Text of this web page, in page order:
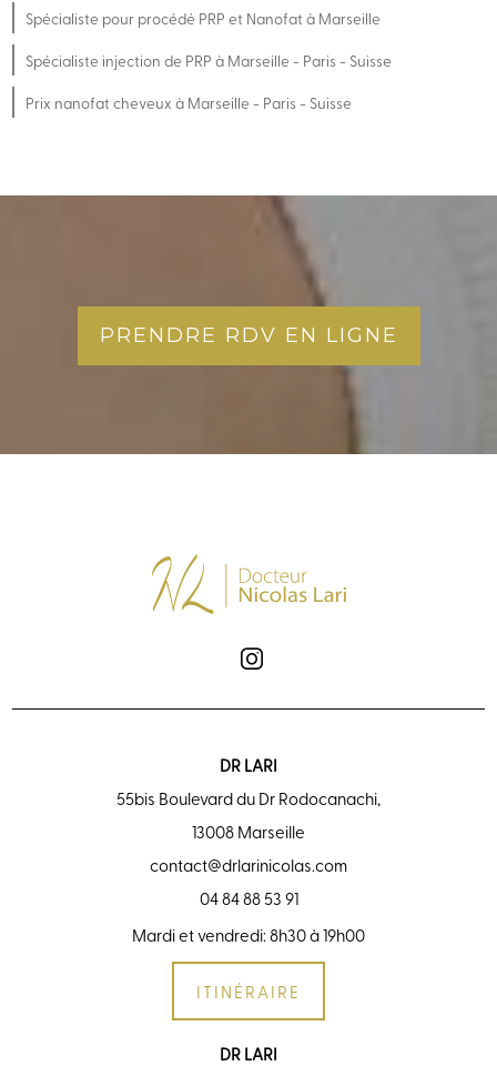
Spécialiste pour procédé PRP et Nanofat à Marseille
Spécialiste injection de PRP à Marseille - Paris - Suisse
Prix nanofat cheveux à Marseille - Paris - Suisse
PRENDRE RDV EN LIGNE
DR LARI
55bis Boulevard du Dr Rodocanachi,
13008 Marseille
contact@drlarinicolas.com
04 84 88 53 91
Mardi et vendredi: 8h30 à 19h00
ITINÉRAIRE
DR LARI